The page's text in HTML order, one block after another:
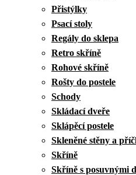
Přistýlky
Psací stoly
Regály do sklepa
Retro skříně
Rohové skříně
Rošty do postele
Schody
Skládací dveře
Sklápěcí postele
Skleněné stěny a
Skříně
Skříně s posuvnými